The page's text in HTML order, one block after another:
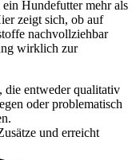
Hundefutter mehr als
zeigt sich, ob auf
nachvollziehbar
wirklich zur
die entweder qualitativ
oder problematisch
und erreicht